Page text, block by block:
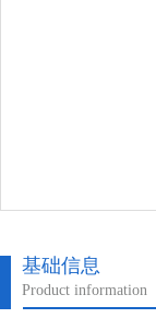
基础信息
Product information